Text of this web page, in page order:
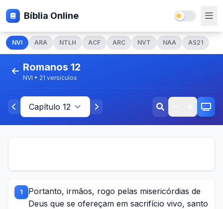
Bíblia Online
NVI ARA NTLH ACF ARC NVT NAA AS21
Romanos 12
NVI • 21 versículos
1
Portanto, irmãos, rogo pelas misericórdias de
Deus que se ofereçam em sacrifício vivo, santo